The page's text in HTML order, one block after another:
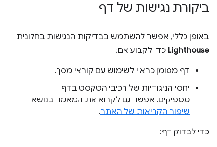
ביקורת נגישות של דף
באופן כללי, אפשר להשתמש בבדיקות הנגישות בחלונית
Lighthouse כדי לקבוע אם:
דף מסומן כראוי לשימוש עם קוראי מסך.
יחסי הניגודיות של רכיבי הטקסט בדף
מספיקים. אפשר גם לקרוא את המאמר בנושא
שיפור הקריאות של האתר.
כדי לבדוק דף: